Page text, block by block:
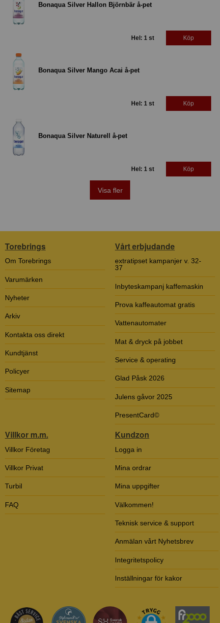
Bonaqua Silver Hallon Björnbär å-pet
Hel: 1 st Köp
Bonaqua Silver Mango Acai å-pet
Hel: 1 st Köp
Bonaqua Silver Naturell å-pet
Hel: 1 st Köp
Visa fler
Torebrings
Om Torebrings
Varumärken
Nyheter
Arkiv
Kontakta oss direkt
Kundtjänst
Policyer
Sitemap
Vårt erbjudande
extratipset kampanjer v. 32-
37
Inbyteskampanj kaffemaskin
Prova kaffeautomat gratis
Vattenautomater
Mat & dryck på jobbet
Service & operating
Glad Påsk 2026
Julens gåvor 2025
PresentCard©
Villkor m.m.
Villkor Företag
Villkor Privat
Turbil
FAQ
Kundzon
Logga in
Mina ordrar
Mina uppgifter
Välkommen!
Teknisk service & support
Anmälan vårt Nyhetsbrev
Integritetspolicy
Inställningar för kakor